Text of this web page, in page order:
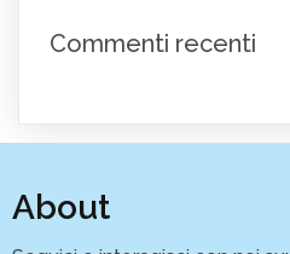
Commenti recenti
About